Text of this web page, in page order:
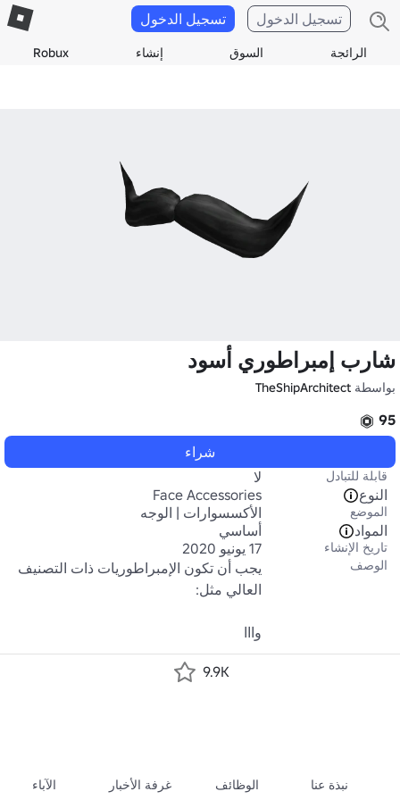
الرائجة السوق إنشاء Robux
تسجيل الدخول تسجيل الدخول
شارب إمبراطوري أسود
بواسطة TheShipArchitect
95
شراء
قابلة للتبادل
لا
النوع
Face Accessories
الموضع
الأكسسوارات | الوجه
المواد
أساسي
تاريخ الإنشاء 17 يونيو 2020
الوصف
وااا
9.9K
نبذة عنا الوظائف غرفة الأخبار الآباء